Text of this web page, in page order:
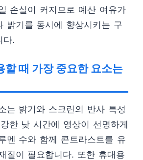
손실이 커지므로 예산 여유가
밝기를 동시에 향상시키는 구
다.
할 때 가장 중요한 요소는
는 밝기와 스크린의 반사 특성
한 낮 시간에 영상이 선명하게
멘 수와 함께 콘트라스트를 유
질이 필요합니다. 또한 휴대용